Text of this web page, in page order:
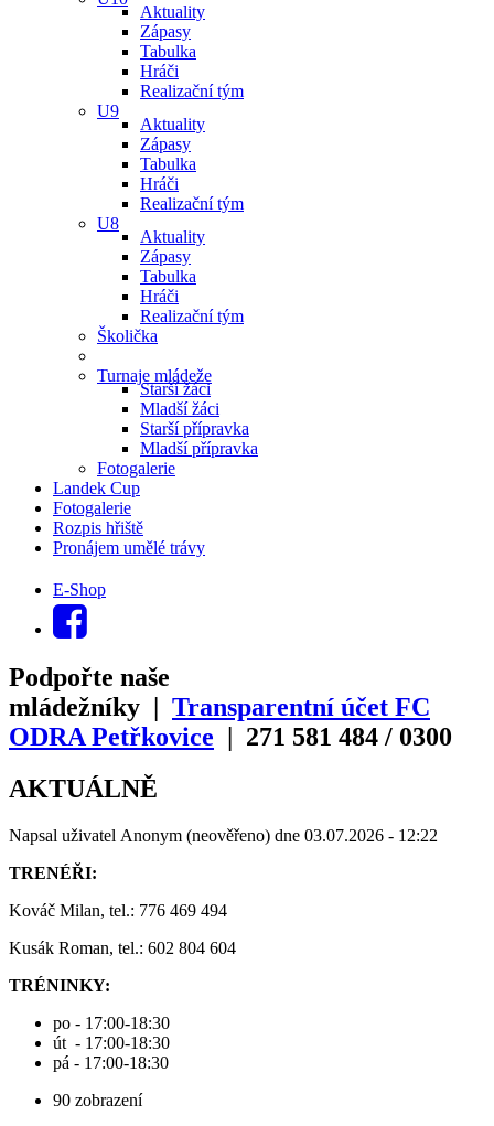
Aktuality
Zápasy
Tabulka
Hráči
Realizační tým
U9
Aktuality
Zápasy
Tabulka
Hráči
Realizační tým
U8
Aktuality
Zápasy
Tabulka
Hráči
Realizační tým
Školička
Turnaje mládeže
Starší žáci
Mladší žáci
Starší přípravka
Mladší přípravka
Fotogalerie
Landek Cup
Fotogalerie
Rozpis hřiště
Pronájem umělé trávy
E-Shop
Podpořte naše
mládežníky | Transparentní účet FC
ODRA Petřkovice | 271 581 484 / 0300
AKTUÁLNĚ
Napsal uživatel Anonym (neověřeno) dne 03.07.2026 - 12:22
TRENÉŘI:
Kováč Milan, tel.: 776 469 494
Kusák Roman, tel.: 602 804 604
TRÉNINKY:
po - 17:00-18:30
út - 17:00-18:30
pá - 17:00-18:30
90 zobrazení